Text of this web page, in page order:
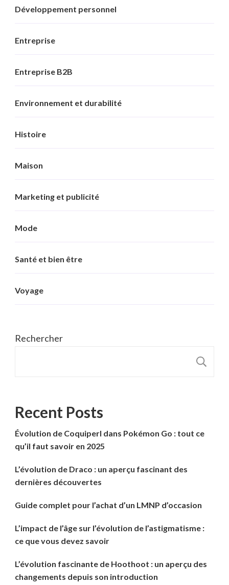
Développement personnel
Entreprise
Entreprise B2B
Environnement et durabilité
Histoire
Maison
Marketing et publicité
Mode
Santé et bien être
Voyage
Rechercher
Recent Posts
Évolution de Coquiperl dans Pokémon Go : tout ce
qu’il faut savoir en 2025
L’évolution de Draco : un aperçu fascinant des
dernières découvertes
Guide complet pour l’achat d’un LMNP d’occasion
L’impact de l’âge sur l’évolution de l’astigmatisme :
ce que vous devez savoir
L’évolution fascinante de Hoothoot : un aperçu des
changements depuis son introduction